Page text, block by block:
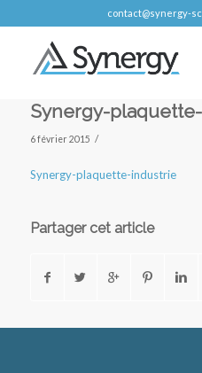
contact@synergy-
Synergy-
6 février 2015 /
Synergy-plaquette-industrie
Partager cet article